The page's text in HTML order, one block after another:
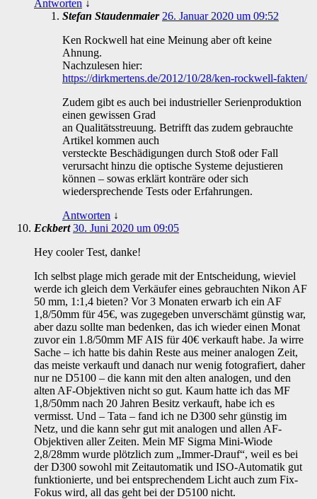
Antworten ↓
Stefan Staudenmaier 26. Januar 2020 um 09:52
Ken Rockwell hat eine Meinung aber oft keine
Ahnung.
Nachzulesen hier:
https://dirkmertens.de/2012/10/28/ken-rockwell-fakten/
Zudem gibt es auch bei industrieller Serienproduktion
einen gewissen Grad
an Qualitätsstreuung. Betrifft das zudem gebrauchte
Artikel kommen auch
versteckte Beschädigungen durch Stoß oder Fall
verursacht hinzu die optische Systeme dejustieren
können – sowas erklärt konträre oder sich
wiedersprechende Tests oder Erfahrungen.
Antworten ↓
Eckbert 30. Juni 2020 um 09:05
Hey cooler Test, danke!
Ich selbst plage mich gerade mit der Entscheidung, wieviel
werde ich gleich dem Verkäufer eines gebrauchten Nikon AF
50 mm, 1:1,4 bieten? Vor 3 Monaten erwarb ich ein AF
1,8/50mm für 45€, was zugegeben unverschämt günstig war,
aber dazu sollte man bedenken, das ich wieder einen Monat
zuvor ein 1.8/50mm MF AIS für 40€ verkauft habe. Ja wirre
Sache – ich hatte bis dahin Reste aus meiner analogen Zeit,
das meiste verkauft und danach nur wenig fotografiert, daher
nur ne D5100 – die kann mit den alten analogen, und den
alten AF-Objektiven nicht so gut. Kaum hatte ich das MF
1,8/50mm nach 20 Jahren Besitz verkauft, habe ich es
vermisst. Und – Tata – fand ich ne D300 sehr günstig im
Netz, und die kann sehr gut mit analogen und allen AF-
Objektiven aller Zeiten. Mein MF Sigma Mini-Wiode
2,8/28mm wurde plötzlich zum „Immer-Drauf“, weil es bei
der D300 sowohl mit Zeitautomatik und ISO-Automatik gut
funktionierte, und bei entsprechendem Licht auch zum Fix-
Fokus wird, all das geht bei der D5100 nicht.